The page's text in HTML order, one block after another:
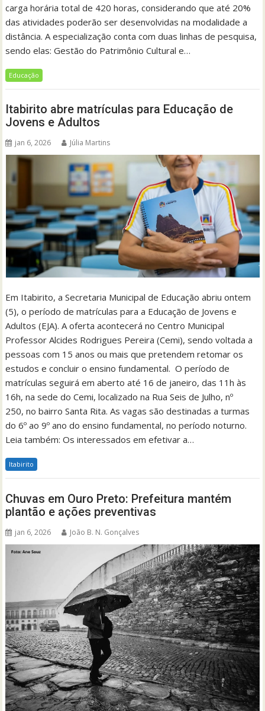
carga horária total de 420 horas, considerando que até 20%
das atividades poderão ser desenvolvidas na modalidade a
distância. A especialização conta com duas linhas de pesquisa,
sendo elas: Gestão do Patrimônio Cultural e…
Educação
Itabirito abre matrículas para Educação de
Jovens e Adultos
jan 6, 2026 Júlia Martins
Em Itabirito, a Secretaria Municipal de Educação abriu ontem
(5), o período de matrículas para a Educação de Jovens e
Adultos (EJA). A oferta acontecerá no Centro Municipal
Professor Alcides Rodrigues Pereira (Cemi), sendo voltada a
pessoas com 15 anos ou mais que pretendem retomar os
estudos e concluir o ensino fundamental. O período de
matrículas seguirá em aberto até 16 de janeiro, das 11h às
16h, na sede do Cemi, localizado na Rua Seis de Julho, nº
250, no bairro Santa Rita. As vagas são destinadas a turmas
do 6º ao 9º ano do ensino fundamental, no período noturno.
Leia também: Os interessados em efetivar a…
Itabirito
Chuvas em Ouro Preto: Prefeitura mantém
plantão e ações preventivas
jan 6, 2026 João B. N. Gonçalves